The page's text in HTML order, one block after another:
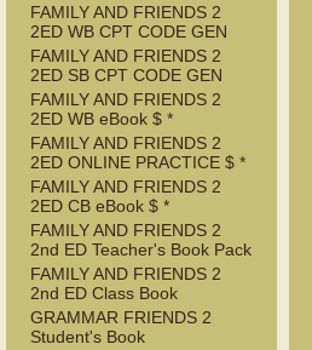
FAMILY AND FRIENDS 2
2ED WB CPT CODE GEN
FAMILY AND FRIENDS 2
2ED SB CPT CODE GEN
FAMILY AND FRIENDS 2
2ED WB eBook $ *
FAMILY AND FRIENDS 2
2ED ONLINE PRACTICE $ *
FAMILY AND FRIENDS 2
2ED CB eBook $ *
FAMILY AND FRIENDS 2
2nd ED Teacher's Book Pack
FAMILY AND FRIENDS 2
2nd ED Class Book
GRAMMAR FRIENDS 2
Student's Book